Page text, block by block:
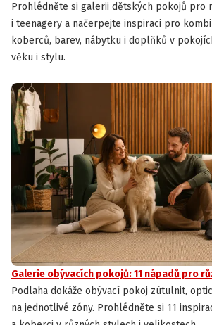
Prohlédněte si galerii dětských pokojů pro
i teenagery a načerpejte inspiraci pro
koberců, barev, nábytku i doplňků v
věku i stylu.
Galerie obývacích pokojů: 11 nápadů pro
Podlaha dokáže obývací pokoj zútulnit,
na jednotlivé zóny. Prohlédněte si 11